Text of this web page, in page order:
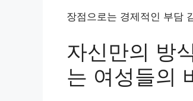
장점으로는 경제적인 부담
자신만의 방
는 여성들의